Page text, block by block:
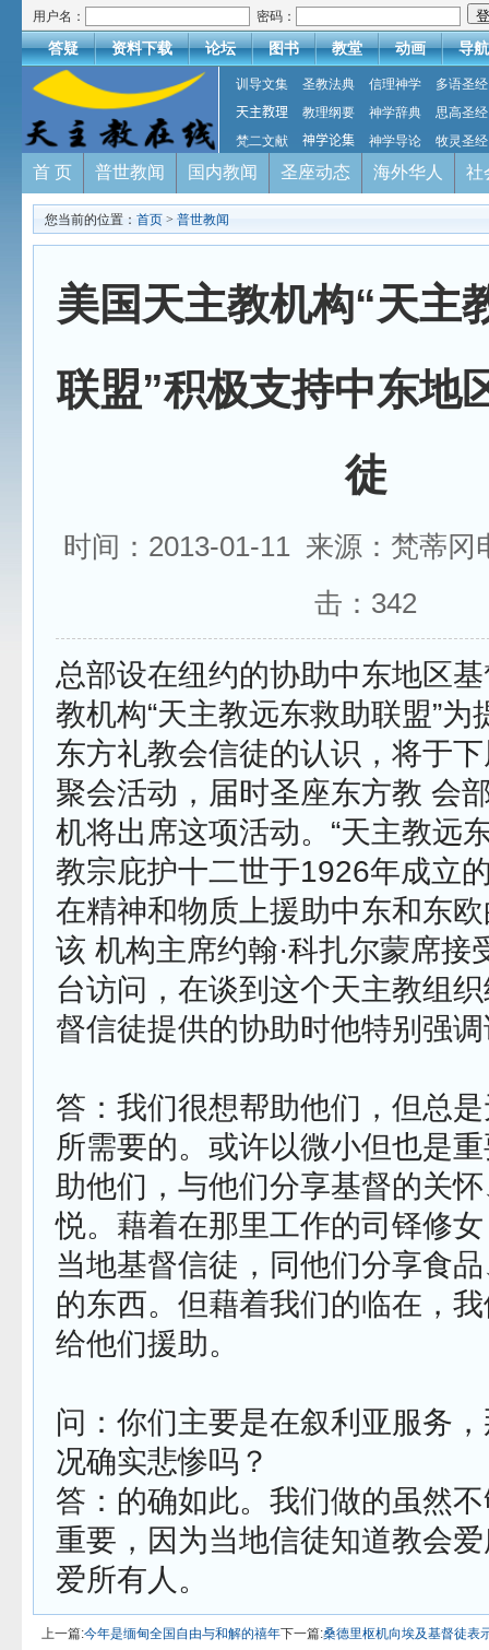
用户名： 密码：
答疑 资料下载 论坛 图书 教堂 动画 导航
训导文集 圣教法典 信理神学
多语圣经
天主教理
教理纲要 神学辞典
思高圣经
梵二文献
神学论集 神学导论 牧灵圣经
首 页 普世教闻 国内教闻 圣座动态 海外华人 社
您当前的位置： 首页 > 普世教闻
美国天主教机构“天主
联盟”积极支持中东地
徒
时间：2013-01-11 来源：梵蒂
击： 342
总部设在纽约的协助中东地区
教机构“天主教远东救助联盟”为
东方礼教会信徒的认识，将于
聚会活动，届时圣座东方教 会
机将出席这项活动。“天主教远
教宗庇护十二世于1926年成立
在精神和物质上援助中东和东
该 机构主席约翰·科扎尔蒙席接
台访问，在谈到这个天主教组
督信徒提供的协助时他特别强
答：我们很想帮助他们，但总
所需要的。或许以微小但也是
助他们，与他们分享基督的关
悦。藉着在那里工作的司铎修
当地基督信徒，同他们分享食
的东西。但藉着我们的临在，
给他们援助。
问：你们主要是在叙利亚服务
况确实悲惨吗？
答：的确如此。我们做的虽然
重要，因为当地信徒知道教会
爱所有人。
上一篇:今年是缅甸全国自由与和解的禧年下一篇:桑德里枢机向埃及基督徒表